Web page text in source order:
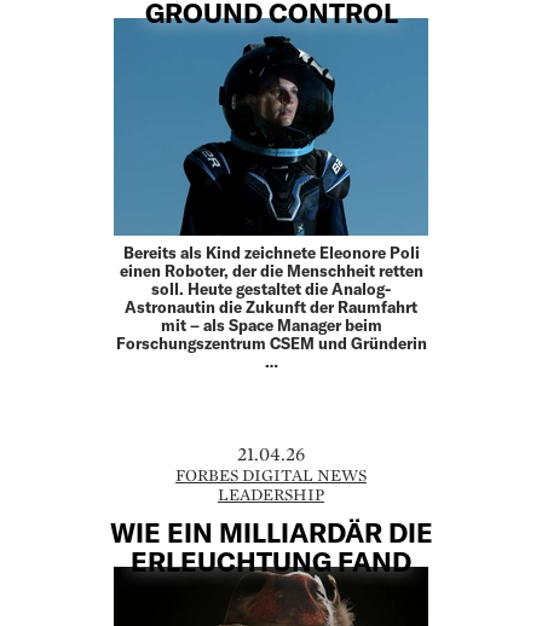
GROUND CONTROL
Bereits als Kind zeichnete Eleonore Poli
einen Roboter, der die Menschheit retten
soll. Heute gestaltet die Analog-
Astronautin die Zukunft der Raumfahrt
mit – als Space Manager beim
Forschungszentrum CSEM und Gründerin
…
21.04.26
FORBES DIGITAL NEWS
LEADERSHIP
WIE EIN MILLIARDÄR DIE
ERLEUCHTUNG FAND